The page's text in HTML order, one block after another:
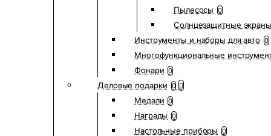
Пылесосы 0
Солнцезащитные экраны
Инструменты и наборы для авто 0
Многофункциональные
Фонари 0
Деловые подарки 0
Медали 0
Награды 0
Настольные приборы 0